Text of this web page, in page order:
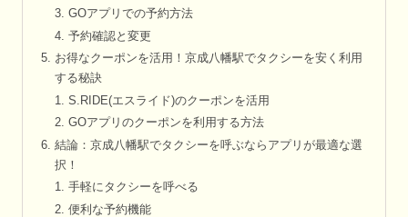
GOアプリでの予約方法
予約確認と変更
お得なクーポンを活用！京成八幡駅でタクシーを安く利用
する秘訣
S.RIDE(エスライド)のクーポンを活用
GOアプリのクーポンを利用する方法
結論：京成八幡駅でタクシーを呼ぶならアプリが最適な選
択！
手軽にタクシーを呼べる
便利な予約機能